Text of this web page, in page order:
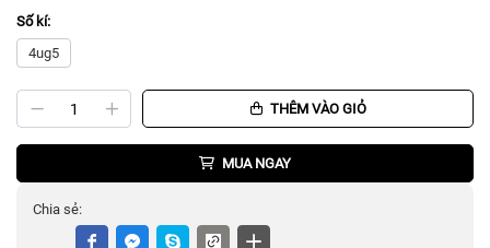
Số kí:
4ug5
THÊM VÀO GIỎ
MUA NGAY
Chia sẻ: